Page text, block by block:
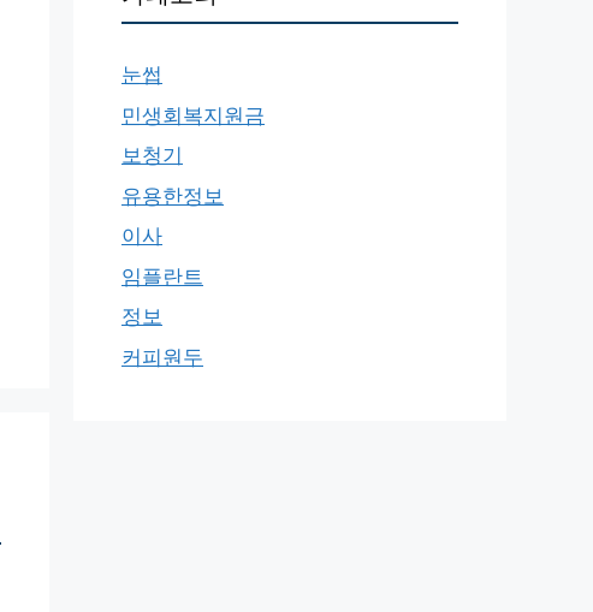
눈썹
민생회복지원금
보청기
유용한정보
이사
임플란트
정보
커피원두